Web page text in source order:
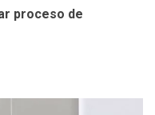
proceso de